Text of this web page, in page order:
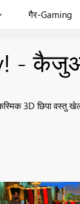
गैर-Gaming
-
3D छिपा